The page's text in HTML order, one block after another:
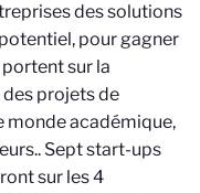
des solutions
pour gagner
sur la
projets de
monde académique,
. Sept start-ups
sur les 4